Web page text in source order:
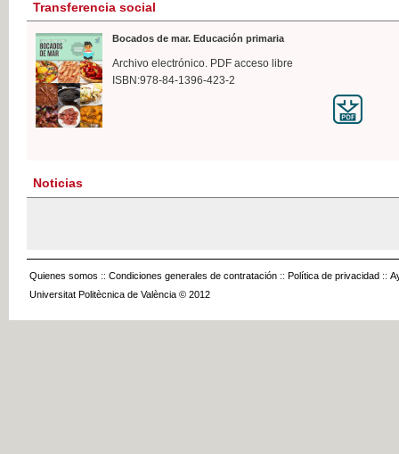
Transferencia social
Bocados de mar. Educación primaria
Archivo electrónico. PDF acceso libre
ISBN:978-84-1396-423-2
Noticias
Quienes somos :: Condiciones generales de contratación :: Política de privacidad ::
Universitat Politècnica de València © 2012